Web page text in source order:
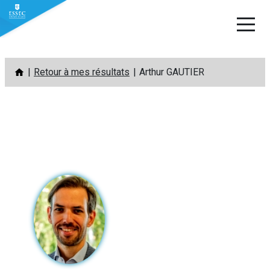
Aller
contenu
Retour à mes résultats Arthur GAUTIER